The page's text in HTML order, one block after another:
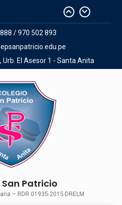
/ 970 502 893
Urb. El Asesor 1 - Santa Anita
Patricio
– RDR 01935-2015-DRELM